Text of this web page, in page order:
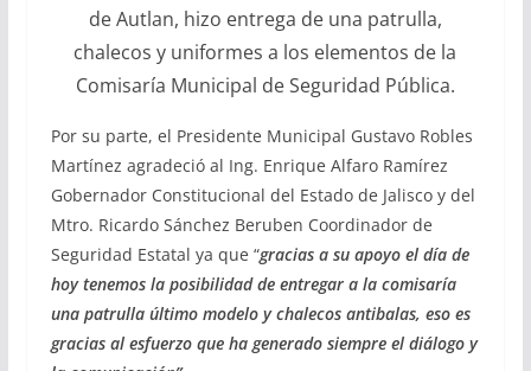
de Autlan, hizo entrega de una patrulla,
chalecos y uniformes a los elementos de la
Comisaría Municipal de Seguridad Pública.
Por su parte, el Presidente Municipal Gustavo Robles
Martínez agradeció al Ing. Enrique Alfaro Ramírez
Gobernador Constitucional del Estado de Jalisco y del
Mtro. Ricardo Sánchez Beruben Coordinador de
Seguridad Estatal ya que “gracias a su apoyo el día de
hoy tenemos la posibilidad de entregar a la comisaría
una patrulla último modelo y chalecos antibalas, eso es
gracias al esfuerzo que ha generado siempre el diálogo y